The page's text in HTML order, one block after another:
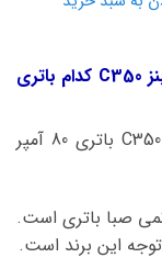
بهترین و مناسب ترین باطری برای ماشین بنز C350 کدام باتری
بهترین و مناسب ترین باطری برای ماشین C350 باتری 80 آمپر
به شما باطری 74 آمپر اتمی صبا باتری است.
این برند است.